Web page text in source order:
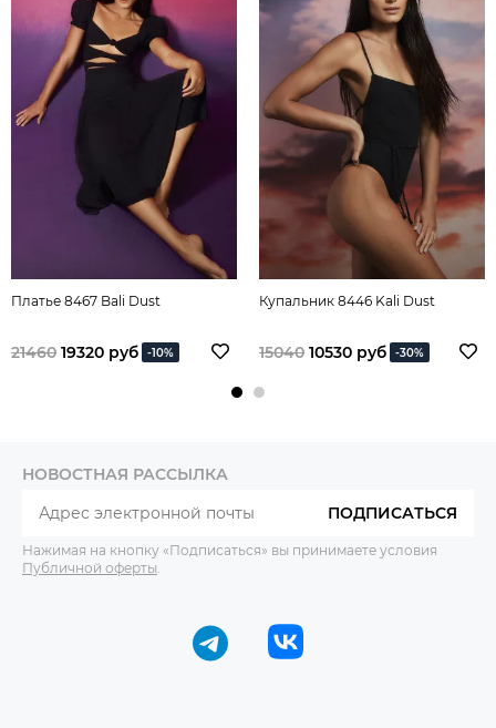
Платье 8467 Bali Dust
21460 19320 руб -10%
Купальник 8446 Kali Dust
15040 10530 руб -30%
НОВОСТНАЯ РАССЫЛКА
ПОДПИСАТЬСЯ
Нажимая на кнопку «Подписаться» вы принимаете условия
Публичной оферты